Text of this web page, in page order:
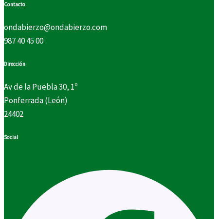
Contacto
ondabierzo@ondabierzo.com
987 40 45 00
Dirección
Av de la Puebla 30, 1º
Ponferrada (León)
24402
Social